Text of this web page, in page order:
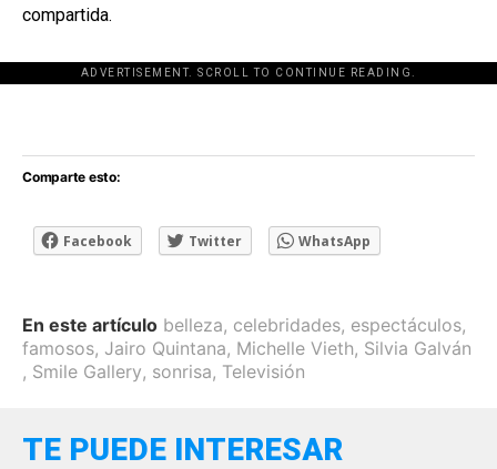
compartida.
ADVERTISEMENT. SCROLL TO CONTINUE READING.
[adsforwp id="243463"]
Comparte esto:
Facebook Twitter WhatsApp
En este artículo belleza, celebridades, espectáculos,
famosos, Jairo Quintana, Michelle Vieth, Silvia Galván
, Smile Gallery, sonrisa, Televisión
TE PUEDE INTERESAR